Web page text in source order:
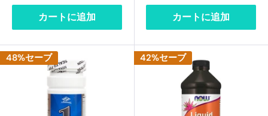
カートに追加 カートに追加
48%セーブ 42%セーブ